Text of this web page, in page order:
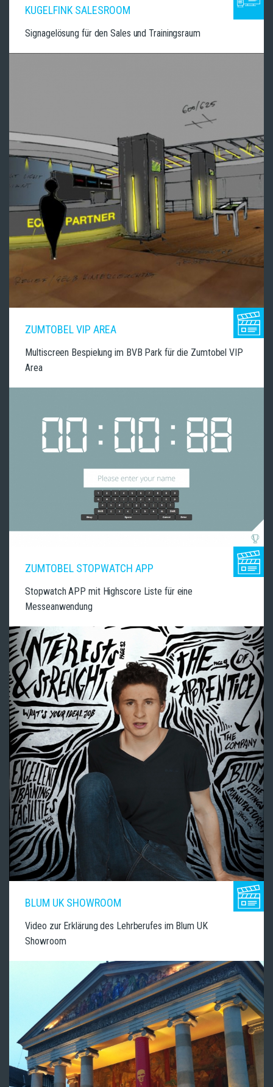
KUGELFINK SALESROOM
Signagelösung für den Sales und Trainingsraum
ZUMTOBEL VIP AREA
Multiscreen Bespielung im BVB Park für die Zumtobel VIP
Area
ZUMTOBEL STOPWATCH APP
Stopwatch APP mit Highscore Liste für eine
Messeanwendung
BLUM UK SHOWROOM
Video zur Erklärung des Lehrberufes im Blum UK
Showroom